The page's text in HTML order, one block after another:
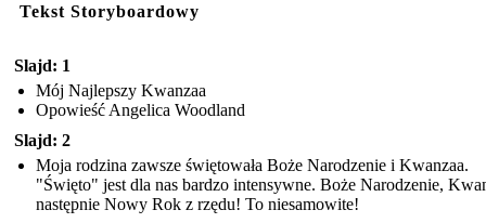
Tekst Storyboardowy
Slajd: 1
Mój Najlepszy Kwanzaa
Opowieść Angelica Woodland
Slajd: 2
Moja rodzina zawsze świętowała Boże Narodzenie i Kwanzaa.
"Święto" jest dla nas bardzo intensywne. Boże Narodzenie,
następnie Nowy Rok z rzędu! To niesamowite!